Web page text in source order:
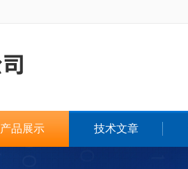
产品展示 技术文章